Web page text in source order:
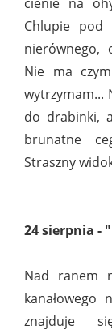
Chlupie pod
nierównego,
Nie ma
wytrzymam...
do drabinki,
brunatne
Straszny
24 sierpnia -
Nad ranem
kanałowego
znajduje